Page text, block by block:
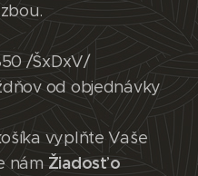
krb Cristina
/ŠxDxV/
od objednávky
vyplňte Vaše
nám Žiadosť o